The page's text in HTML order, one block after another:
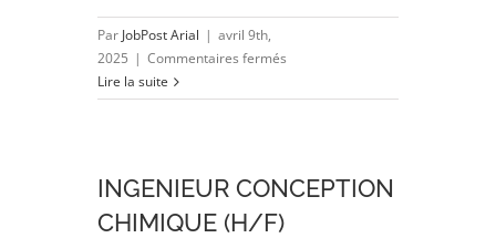
Par JobPost Arial | avril 9th,
2025 | Commentaires fermés
INFORMATIQUE
Lire la suite
INGENIEUR CONCEPTION
CHIMIQUE (H/F)